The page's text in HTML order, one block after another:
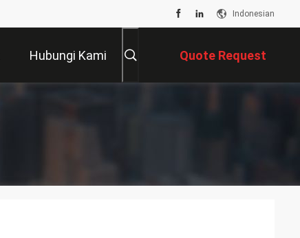
Indonesian
Hubungi Kami Quote Request